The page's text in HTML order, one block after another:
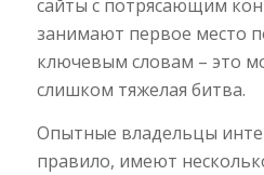
сайты с потрясающим
занимают первое место
ключевым словам – это
слишком тяжелая битва.
Опытные владельцы
правило, имеют